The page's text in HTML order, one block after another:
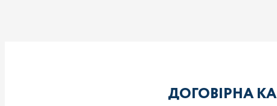
ДОГОВІРНА